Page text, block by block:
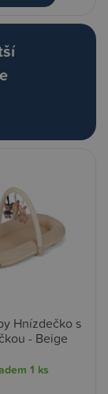
Hnízdečko s
- Beige
1 ks